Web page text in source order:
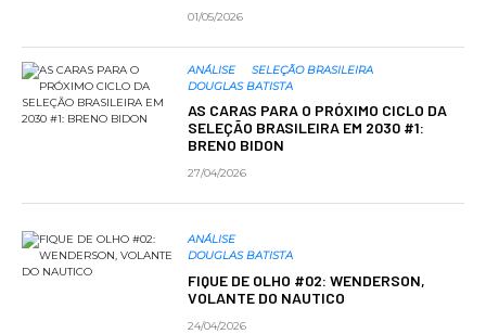
01/05/2026
ANÁLISE
SELEÇÃO BRASILEIRA
DOUGLAS BATISTA
AS CARAS PARA O PRÓXIMO CICLO DA
SELEÇÃO BRASILEIRA EM 2030 #1:
BRENO BIDON
27/04/2026
ANÁLISE
DOUGLAS BATISTA
FIQUE DE OLHO #02: WENDERSON,
VOLANTE DO NAUTICO
24/04/2026